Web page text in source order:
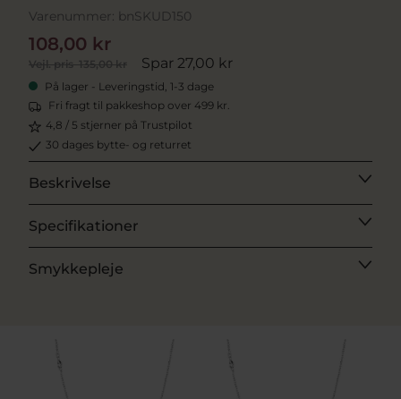
Varenummer: bnSKUD150
Vejl. pris135,00 kr Spar 27,00 kr
108,00 kr
På lager - Leveringstid, 1-3 dage
Fri fragt til pakkeshop over 499 kr.
4,8 / 5 stjerner på Trustpilot
30 dages bytte- og returret
Beskrivelse
Specifikationer
Smykkepleje